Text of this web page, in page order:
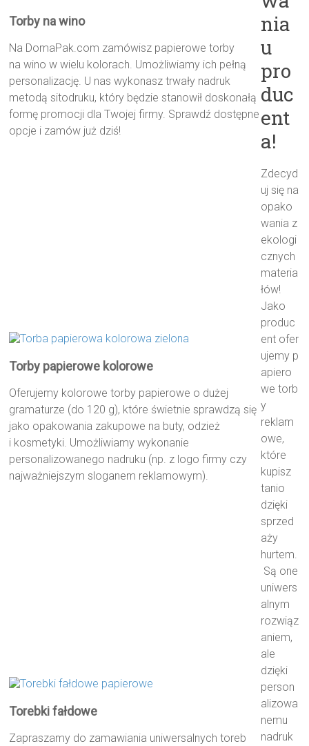
Torby na wino
Na DomaPak.com zamówisz papierowe torby
na wino w wielu kolorach. Umożliwiamy ich pełną
personalizację. U nas wykonasz trwały nadruk
metodą sitodruku, który będzie stanowił doskonałą
formę promocji dla Twojej firmy. Sprawdź dostępne
opcje i zamów już dziś!
Torby papierowe kolorowe
Oferujemy kolorowe torby papierowe o dużej
gramaturze (do 120 g), które świetnie sprawdzą się
jako opakowania zakupowe na buty, odzież
i kosmetyki. Umożliwiamy wykonanie
personalizowanego nadruku (np. z logo firmy czy
najważniejszym sloganem reklamowym).
Torebki fałdowe
Zapraszamy do zamawiania uniwersalnych toreb
nia
u
pro
duc
ent
a!
Zdecyd
uj się na
opako
wania z
ekologi
cznych
materia
łów!
Jako
produc
ent ofer
ujemy p
apiero
we torb
y
reklam
owe,
które
kupisz
tanio
dzięki
sprzed
aży
hurtem.
Są one
uniwers
alnym
rozwiąz
aniem,
ale
dzięki
person
alizowa
nemu
nadruk